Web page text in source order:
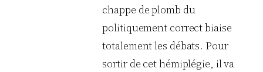
chappe de plomb du
politiquement correct biaise
totalement les débats. Pour
sortir de cet hémiplégie, il va